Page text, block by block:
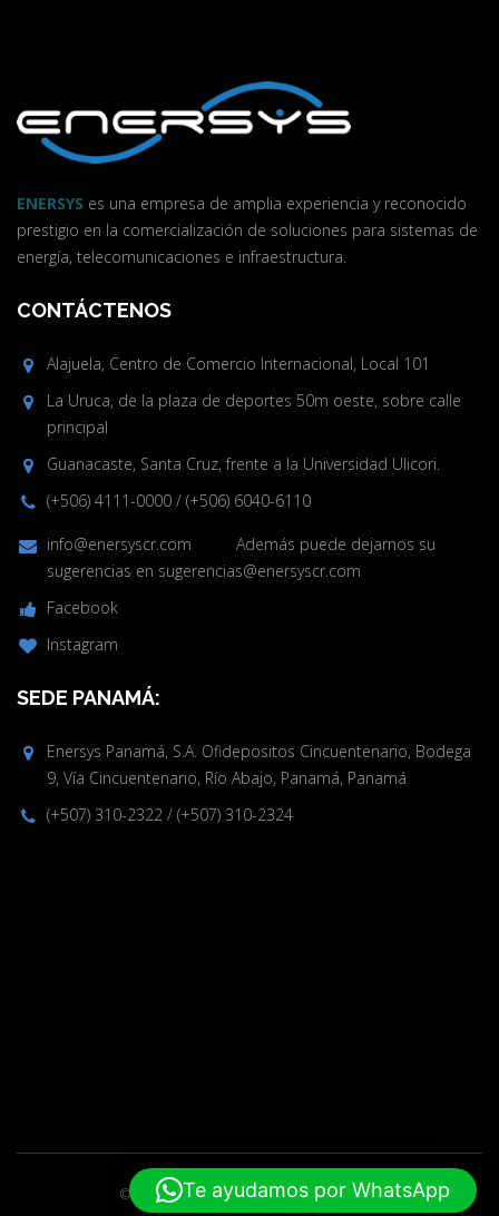
ENERSYS es una empresa de amplia experiencia y reconocido
prestigio en la comercialización de soluciones para sistemas de
energía, telecomunicaciones e infraestructura.
CONTÁCTENOS
Alajuela, Centro de Comercio Internacional, Local 101
La Uruca, de la plaza de deportes 50m oeste, sobre calle
principal
Guanacaste, Santa Cruz, frente a la Universidad Ulicori.
(+506) 4111-0000 / (+506) 6040-6110
info@enersyscr.com
Además puede dejarnos su
sugerencias en sugerencias@enersyscr.com
Facebook
Instagram
SEDE PANAMÁ:
Enersys Panamá, S.A. Ofidepositos Cincuentenario, Bodega
9, Vía Cincuentenario, Río Abajo, Panamá, Panamá
(+507) 310-2322 / (+507) 310-2324
© 2019-2024 Enersys. Hecho por ELPW
Te ayudamos por WhatsApp